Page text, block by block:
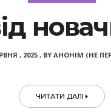
, 2025, BY АНОНІМ (НЕ
ЧИТАТИ ДАЛІ